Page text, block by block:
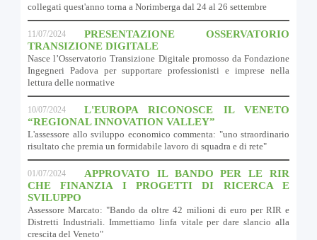
collegati quest'anno torna a Norimberga dal 24 al 26 settembre
11/07/2024
PRESENTAZIONE OSSERVATORIO
TRANSIZIONE DIGITALE
Nasce l’Osservatorio Transizione Digitale promosso da Fondazione
Ingegneri Padova per supportare professionisti e imprese nella
lettura delle normative
10/07/2024
L'EUROPA RICONOSCE IL VENETO
“REGIONAL INNOVATION VALLEY”
L'assessore allo sviluppo economico commenta: "uno straordinario
risultato che premia un formidabile lavoro di squadra e di rete"
01/07/2024
APPROVATO IL BANDO PER LE RIR
CHE FINANZIA I PROGETTI DI RICERCA E
SVILUPPO
Assessore Marcato: "Bando da oltre 42 milioni di euro per RIR e
Distretti Industriali. Immettiamo linfa vitale per dare slancio alla
crescita del Veneto"